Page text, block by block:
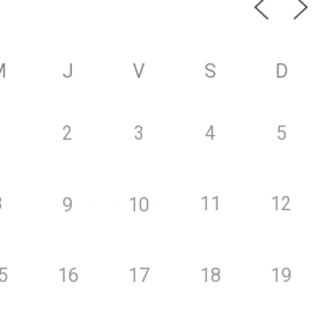
J V S D
2 3 4 5
9 10 11 12
16 17 18 19